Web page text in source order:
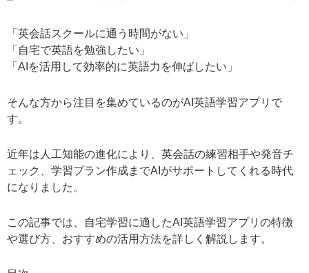
「英会話スクールに通う時間がない」
「自宅で英語を勉強したい」
「AIを活用して効率的に英語力を伸ばしたい」
そんな方から注目を集めているのがAI英語学習アプリで
す。
近年は人工知能の進化により、英会話の練習相手や発音チ
ェック、学習プラン作成までAIがサポートしてくれる時代
になりました。
この記事では、自宅学習に適したAI英語学習アプリの特徴
や選び方、おすすめの活用方法を詳しく解説します。